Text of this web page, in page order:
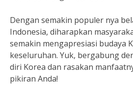
Dengan semakin populer nya
Indonesia, diharapkan
semakin mengapresiasi budaya
keseluruhan. Yuk, bergabung
diri Korea dan rasakan
pikiran Anda!